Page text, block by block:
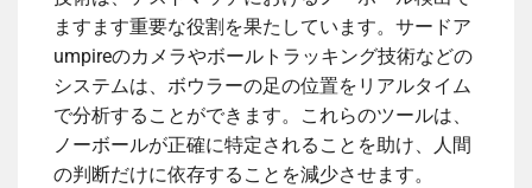
ますます重要な役割を果たしています。サードア
umpireのカメラやボールトラッキング技術などの
システムは、ボウラーの足の位置をリアルタイム
で分析することができます。これらのツールは、
ノーボールが正確に特定されることを助け、人間
の判断だけに依存することを減少させます。